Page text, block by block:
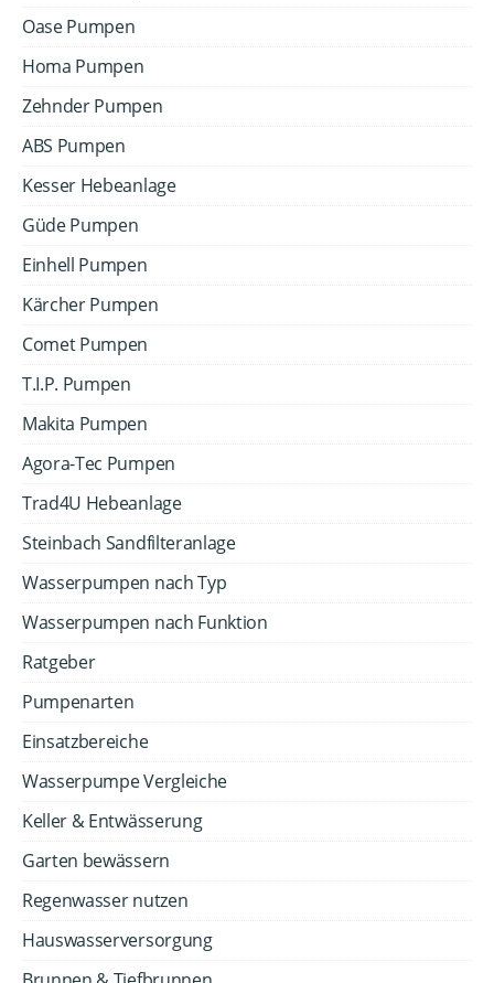
Oase Pumpen
Homa Pumpen
Zehnder Pumpen
ABS Pumpen
Kesser Hebeanlage
Güde Pumpen
Einhell Pumpen
Kärcher Pumpen
Comet Pumpen
T.I.P. Pumpen
Makita Pumpen
Agora-Tec Pumpen
Trad4U Hebeanlage
Steinbach Sandfilteranlage
Wasserpumpen nach Typ
Wasserpumpen nach Funktion
Ratgeber
Pumpenarten
Einsatzbereiche
Wasserpumpe Vergleiche
Keller & Entwässerung
Garten bewässern
Regenwasser nutzen
Hauswasserversorgung